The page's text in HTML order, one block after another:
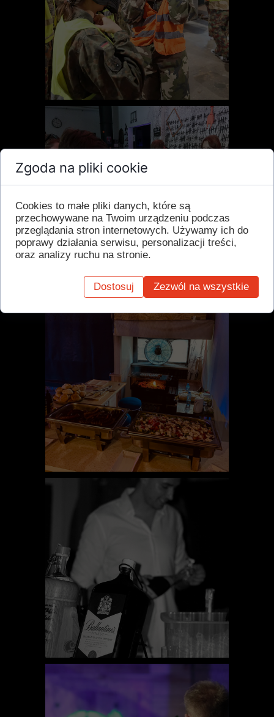
Zgoda na pliki cookie
Cookies to małe pliki danych, które są
przechowywane na Twoim urządzeniu podczas
przeglądania stron internetowych. Używamy ich do
poprawy działania serwisu, personalizacji treści,
oraz analizy ruchu na stronie.
Dostosuj Zezwól na wszystkie